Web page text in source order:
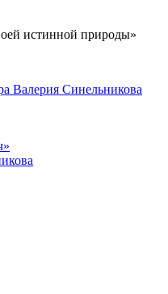
истинной природы»
Валерия Синельникова